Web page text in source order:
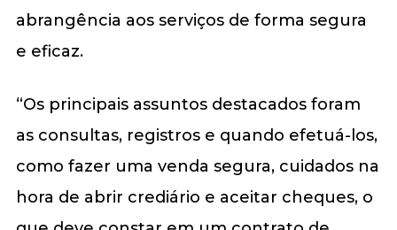
abrangência aos serviços de forma segura
e eficaz.
“Os principais assuntos destacados foram
as consultas, registros e quando efetuá-los,
como fazer uma venda segura, cuidados na
hora de abrir crediário e aceitar cheques, o